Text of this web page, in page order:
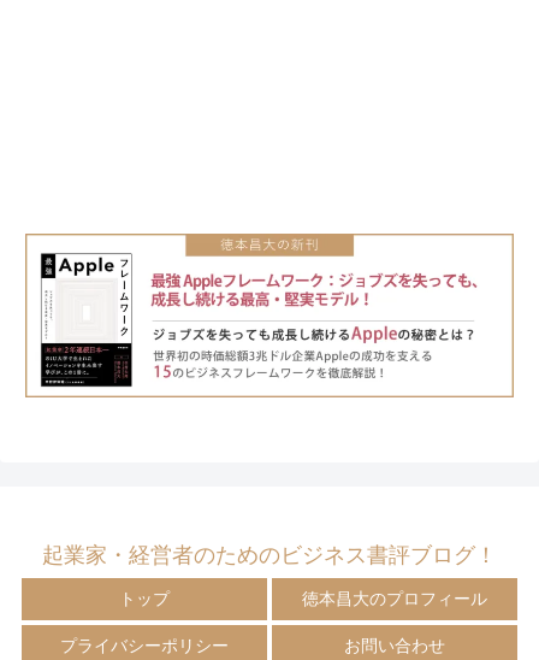
起業家・経営者のためのビジネス書評ブログ！
トップ 徳本昌大のプロフィール
プライバシーポリシー お問い合わせ